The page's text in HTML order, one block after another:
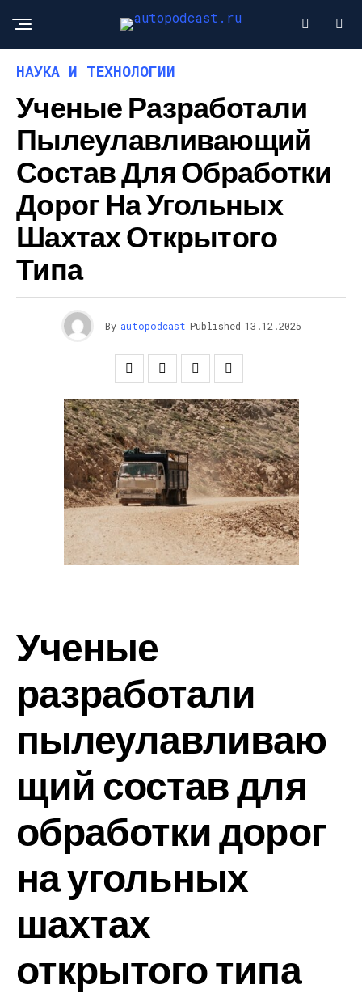
НАУКА И ТЕХНОЛОГИИ
Ученые Разработали
Пылеулавливающий
Состав Для Обработки
Дорог На Угольных
Шахтах Открытого
Типа
By autopodcast Published 13.12.2025
Ученые
разработали
пылеулавливаю
щий состав для
обработки дорог
на угольных
шахтах
открытого типа